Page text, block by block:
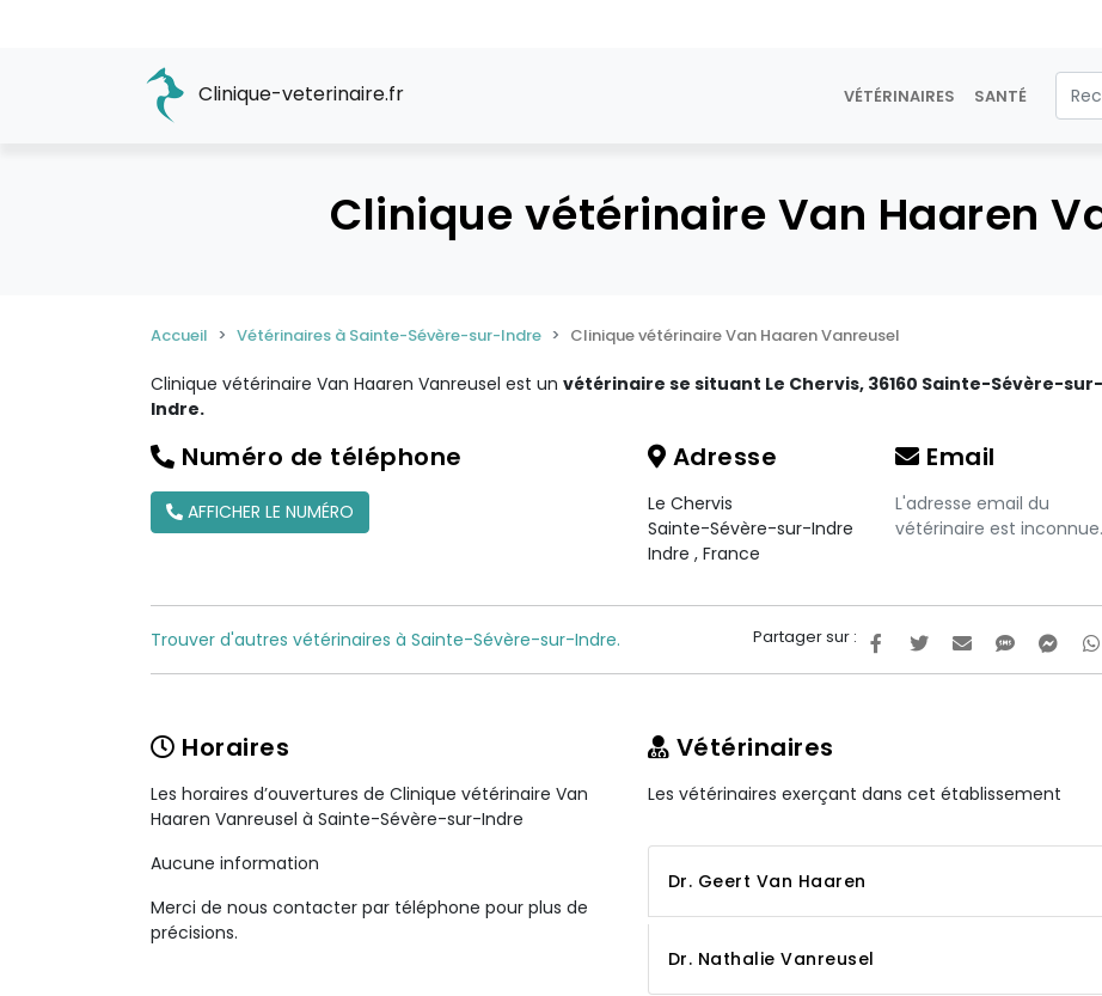
Clinique-veterinaire.fr VÉTÉRINAIRES SANTÉ
Clinique vétérinaire Van Haaren
Accueil Vétérinaires à Sainte-Sévère-sur-Indre Clinique vétérinaire Van Haaren Vanreusel
Clinique vétérinaire Van Haaren Vanreusel est un vétérinaire se situant Le Chervis, 36160 Sainte-Sévère-sur-
Indre.
Numéro de téléphone
AFFICHER LE NUMÉRO
Adresse
Le Chervis
Sainte-Sévère-sur-Indre
Indre , France
Email
L'adresse email du
vétérinaire est inconnue.
Partager sur :
Trouver d'autres vétérinaires à Sainte-Sévère-sur-Indre.
Horaires
Les horaires d’ouvertures de Clinique vétérinaire Van
Haaren Vanreusel à Sainte-Sévère-sur-Indre
Aucune information
Merci de nous contacter par téléphone pour plus de
précisions.
Vétérinaires
Les vétérinaires exerçant dans cet établissement
Dr. Geert Van Haaren
Dr. Nathalie Vanreusel